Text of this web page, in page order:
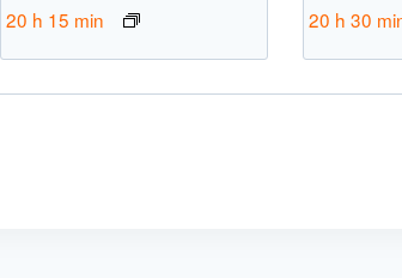
20 h 15 min
20 h 30